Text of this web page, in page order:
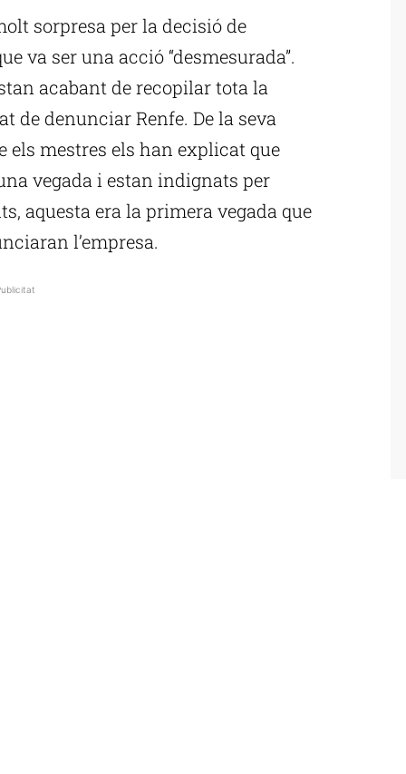
sorpresa per la decisió de
va ser una acció “desmesurada”.
acabant de recopilar tota la
denunciar Renfe. De la seva
els mestres els han explicat que
vegada i estan indignats per
aquesta era la primera vegada que
l’empresa.